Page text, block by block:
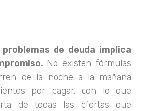
de deuda implica
No existen fórmulas
de la noche a la mañana
por pagar, con lo que
de todas las ofertas que